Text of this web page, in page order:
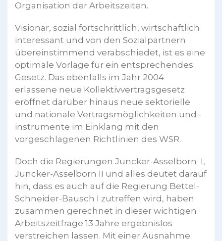
Organisation der Arbeitszeiten.
Visionär, sozial fortschrittlich, wirtschaftlich
interessant und von den Sozialpartnern
übereinstimmend verabschiedet, ist es eine
optimale Vorlage für ein entsprechendes
Gesetz. Das ebenfalls im Jahr 2004
erlassene neue Kollektivvertragsgesetz
eröffnet darüber hinaus neue sektorielle
und nationale Vertragsmöglichkeiten und -
instrumente im Einklang mit den
vorgeschlagenen Richtlinien des WSR.
Doch die Regierungen Juncker-Asselborn I,
Juncker-Asselborn II und alles deutet darauf
hin, dass es auch auf die Regierung Bettel-
Schneider-Bausch I zutreffen wird, haben
zusammen gerechnet in dieser wichtigen
Arbeitszeitfrage 13 Jahre ergebnislos
verstreichen lassen. Mit einer Ausnahme.